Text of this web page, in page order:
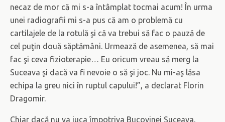
necaz de mor că mi s-a întâmplat tocmai acum! În urma
unei radiografii mi s-a pus că am o problemă cu
cartilajele de la rotulă şi că va trebui să fac o pauză de
cel puţin două săptămâni. Urmează de asemenea, să mai
fac şi ceva fizioterapie… Eu oricum vreau să merg la
Suceava şi dacă va fi nevoie o să şi joc. Nu mi-aş lăsa
echipa la greu nici în ruptul capului!”, a declarat Florin
Dragomir.
Chiar dacă nu va juca împotriva Bucovinei Suceava,